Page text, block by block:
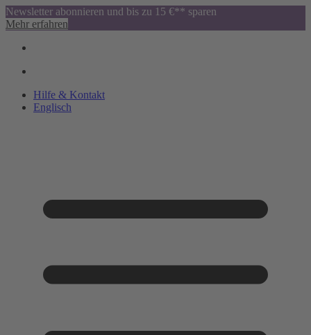
Newsletter abonnieren und bis zu 15 €** sparen
Mehr erfahren
Hilfe & Kontakt
Englisch